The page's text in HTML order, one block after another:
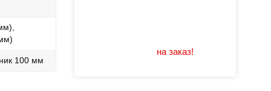
100 мм
на заказ!